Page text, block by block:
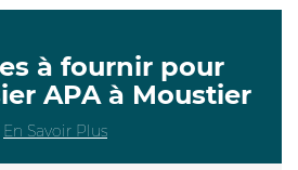
à fournir pour
APA à Moustier
En Savoir Plus